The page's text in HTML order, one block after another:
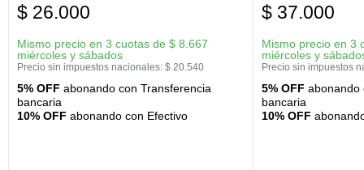
$ 26.000
Mismo precio en 3 cuotas de $ 8.667
miércoles y sábados
Precio sin impuestos nacionales: $ 20.540
5% OFF abonando con Transferencia
bancaria
10% OFF abonando con Efectivo
$ 37.000
Mismo precio en 3
miércoles y
Precio sin impuestos
5% OFF abonando
bancaria
10% OFF